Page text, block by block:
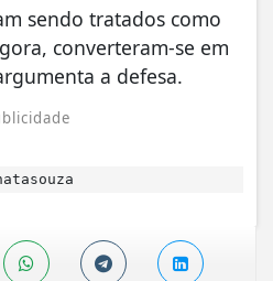
sendo tratados como
converteram-se em
a defesa.